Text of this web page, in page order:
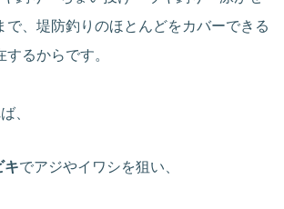
で、堤防釣りのほとんどをカバーできる
するからです。
、
キでアジやイワシを狙い、